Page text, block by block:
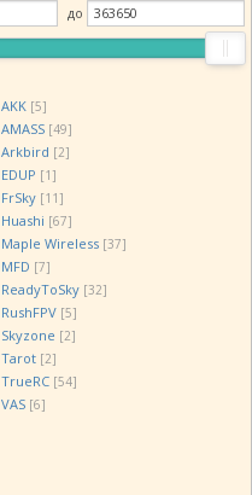
до
AKK [5]
AMASS [49]
Arkbird [2]
EDUP [1]
FrSky [11]
Huashi [67]
Maple Wireless [37]
MFD [7]
ReadyToSky [32]
RushFPV [5]
Skyzone [2]
Tarot [2]
TrueRC [54]
VAS [6]